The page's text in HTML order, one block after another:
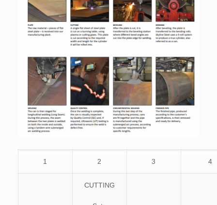
1 2 3 4
CUTTING